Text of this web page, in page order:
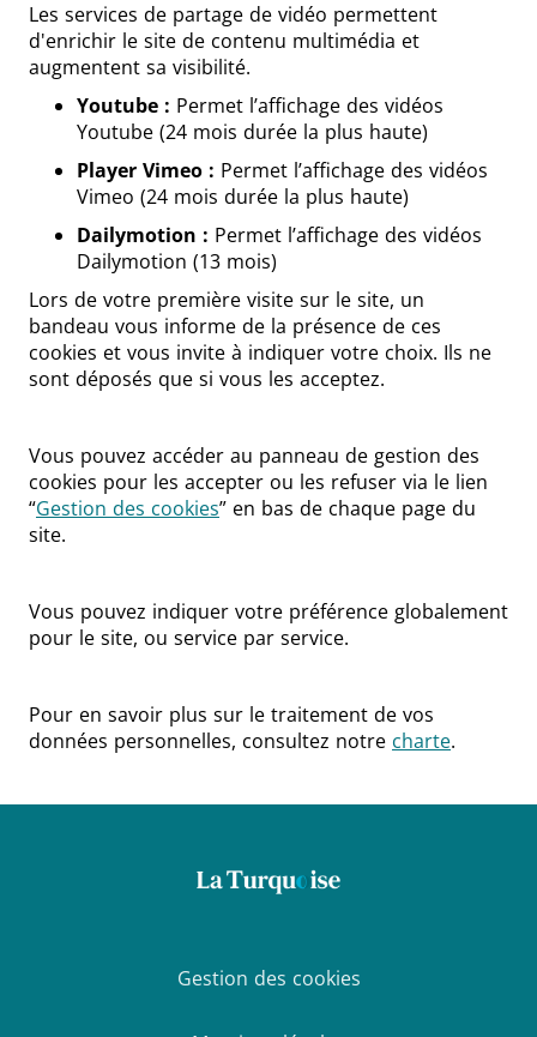
Les services de partage de vidéo permettent
d'enrichir le site de contenu multimédia et
augmentent sa visibilité.
Youtube : Permet l’affichage des vidéos
Youtube (24 mois durée la plus haute)
Player Vimeo : Permet l’affichage des vidéos
Vimeo (24 mois durée la plus haute)
Dailymotion : Permet l’affichage des vidéos
Dailymotion (13 mois)
Lors de votre première visite sur le site, un
bandeau vous informe de la présence de ces
cookies et vous invite à indiquer votre choix. Ils ne
sont déposés que si vous les acceptez.
Vous pouvez accéder au panneau de gestion des
cookies pour les accepter ou les refuser via le lien
“Gestion des cookies” en bas de chaque page du
site.
Vous pouvez indiquer votre préférence globalement
pour le site, ou service par service.
Pour en savoir plus sur le traitement de vos
données personnelles, consultez notre charte.
Gestion des cookies